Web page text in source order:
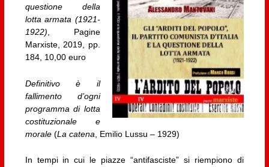
questione della
lotta armata (1921-
1922), Pagine
Marxiste, 2019, pp.
184, 10,00 euro
Definitivo è il
fallimento d’ogni
programma di lotta
costituzionale e
morale(La catena , Emilio Lussu – 1929)
In tempi in cui le piazze “antifasciste” si riempiono di